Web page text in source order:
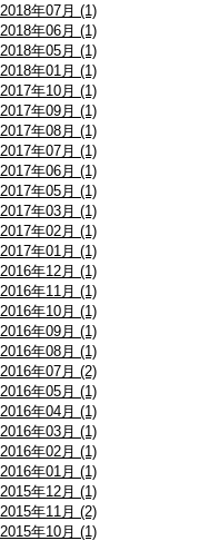
2018年07月 (1)
2018年06月 (1)
2018年05月 (1)
2018年01月 (1)
2017年10月 (1)
2017年09月 (1)
2017年08月 (1)
2017年07月 (1)
2017年06月 (1)
2017年05月 (1)
2017年03月 (1)
2017年02月 (1)
2017年01月 (1)
2016年12月 (1)
2016年11月 (1)
2016年10月 (1)
2016年09月 (1)
2016年08月 (1)
2016年07月 (2)
2016年05月 (1)
2016年04月 (1)
2016年03月 (1)
2016年02月 (1)
2016年01月 (1)
2015年12月 (1)
2015年11月 (2)
2015年10月 (1)